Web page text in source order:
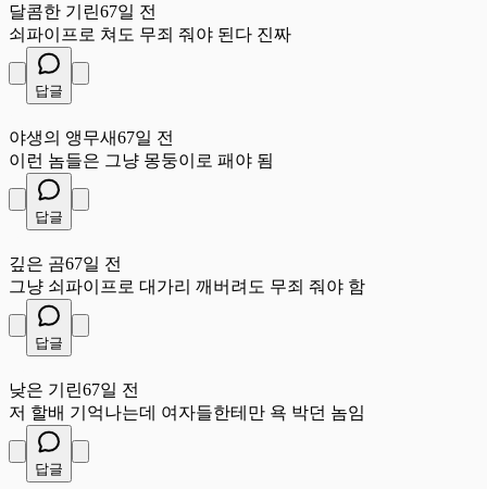
달콤한 기린67일 전
쇠파이프로 쳐도 무죄 줘야 된다 진짜
답글
야생의 앵무새67일 전
이런 놈들은 그냥 몽둥이로 패야 됨
답글
깊은 곰67일 전
그냥 쇠파이프로 대가리 깨버려도 무죄 줘야 함
답글
낮은 기린67일 전
저 할배 기억나는데 여자들한테만 욕 박던 놈임
답글